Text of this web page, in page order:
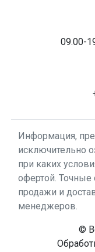
09.00-
Информация,
исключительно
при каких
офертой. Точные
продажи и
менеджеров.
©